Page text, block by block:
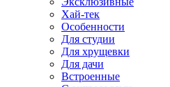
Хай-тек
Особенности
Для студии
Для хрущевки
Для дачи
Встроенные